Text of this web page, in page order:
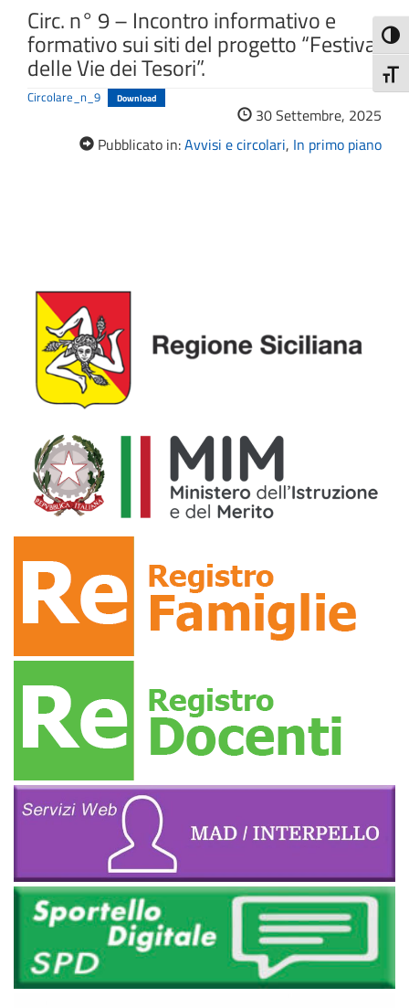
Circ. n° 9 – Incontro informativo e
formativo sui siti del progetto “Festival
delle Vie dei Tesori”.
Circolare_n_9 Download
30 Settembre, 2025
Pubblicato in:Avvisi e circolari, In primo piano